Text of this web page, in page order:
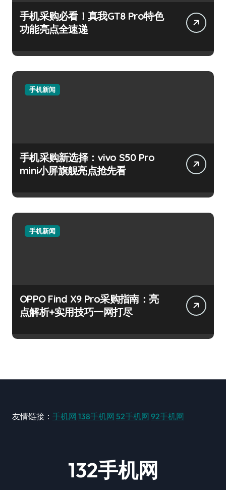
手机采购必看！真我GT8 Pro特色
功能亮点全速递
手机新闻
手机采购新选择：vivo S50 Pro
mini小屏旗舰亮点抢先看
手机新闻
OPPO Find X9 Pro采购指南：亮
点解析+实用技巧一网打尽
友情链接： 手机网 138手机网 52手机网 92手机网
132手机网